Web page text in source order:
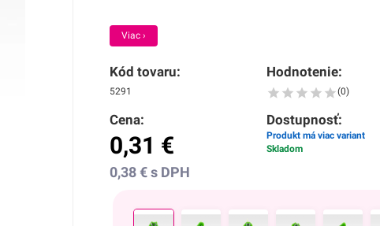
Viac ›
Kód tovaru:
5291
Hodnotenie:
(0)
Cena:
0,31 €
0,38€s DPH
Dostupnosť:
Produkt má viac variant
Skladom